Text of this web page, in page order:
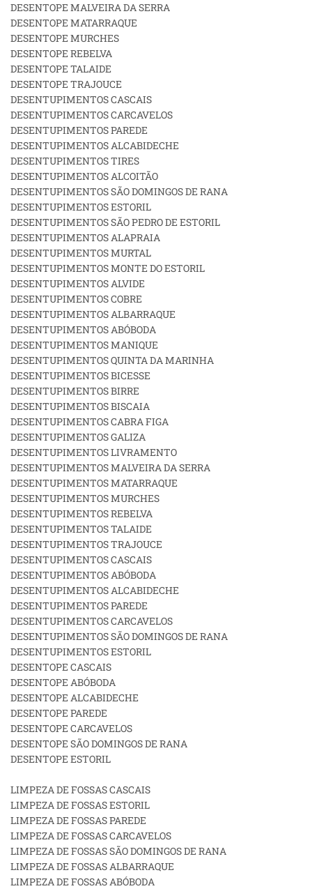
DESENTOPE MALVEIRA DA SERRA
DESENTOPE MATARRAQUE
DESENTOPE MURCHES
DESENTOPE REBELVA
DESENTOPE TALAIDE
DESENTOPE TRAJOUCE
DESENTUPIMENTOS CASCAIS
DESENTUPIMENTOS CARCAVELOS
DESENTUPIMENTOS PAREDE
DESENTUPIMENTOS ALCABIDECHE
DESENTUPIMENTOS TIRES
DESENTUPIMENTOS ALCOITÃO
DESENTUPIMENTOS SÃO DOMINGOS DE RANA
DESENTUPIMENTOS ESTORIL
DESENTUPIMENTOS SÃO PEDRO DE ESTORIL
DESENTUPIMENTOS ALAPRAIA
DESENTUPIMENTOS MURTAL
DESENTUPIMENTOS MONTE DO ESTORIL
DESENTUPIMENTOS ALVIDE
DESENTUPIMENTOS COBRE
DESENTUPIMENTOS ALBARRAQUE
DESENTUPIMENTOS ABÓBODA
DESENTUPIMENTOS MANIQUE
DESENTUPIMENTOS QUINTA DA MARINHA
DESENTUPIMENTOS BICESSE
DESENTUPIMENTOS BIRRE
DESENTUPIMENTOS BISCAIA
DESENTUPIMENTOS CABRA FIGA
DESENTUPIMENTOS GALIZA
DESENTUPIMENTOS LIVRAMENTO
DESENTUPIMENTOS MALVEIRA DA SERRA
DESENTUPIMENTOS MATARRAQUE
DESENTUPIMENTOS MURCHES
DESENTUPIMENTOS REBELVA
DESENTUPIMENTOS TALAIDE
DESENTUPIMENTOS TRAJOUCE
DESENTUPIMENTOS CASCAIS
DESENTUPIMENTOS ABÓBODA
DESENTUPIMENTOS ALCABIDECHE
DESENTUPIMENTOS PAREDE
DESENTUPIMENTOS CARCAVELOS
DESENTUPIMENTOS SÃO DOMINGOS DE RANA
DESENTUPIMENTOS ESTORIL
DESENTOPE CASCAIS
DESENTOPE ABÓBODA
DESENTOPE ALCABIDECHE
DESENTOPE PAREDE
DESENTOPE CARCAVELOS
DESENTOPE SÃO DOMINGOS DE RANA
DESENTOPE ESTORIL
LIMPEZA DE FOSSAS CASCAIS
LIMPEZA DE FOSSAS ESTORIL
LIMPEZA DE FOSSAS PAREDE
LIMPEZA DE FOSSAS CARCAVELOS
LIMPEZA DE FOSSAS SÃO DOMINGOS DE RANA
LIMPEZA DE FOSSAS ALBARRAQUE
LIMPEZA DE FOSSAS ABÓBODA